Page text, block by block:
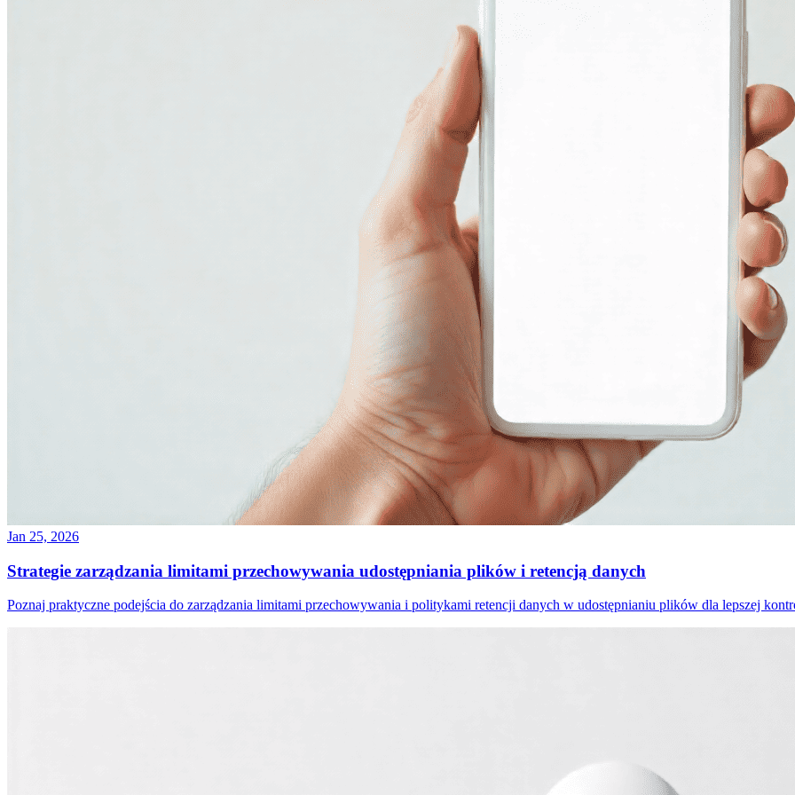
Jan 25, 2026
Strategie zarządzania limitami przechowywania udostępniania plików i retencją danych
Poznaj praktyczne podejścia do zarządzania limitami przechowywania i politykami retencji danych w udostępnianiu plików dla lepszej